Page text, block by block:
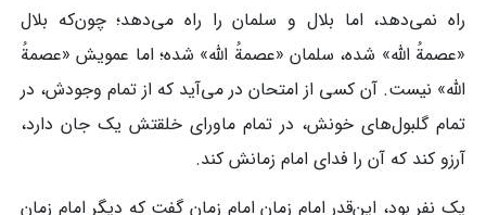
راه نمی‌دهد، اما بلال و سلمان را راه می‌دهد؛ چون‌که بلال
«عصمةُ الله» شده‌، سلمان «عصمةُ الله» شده‌؛ اما عمویش «عصمةُ
الله» نیست. آن کسی از امتحان در می‌آید که از تمام وجودش، در
تمام گلبول‌های خونش، در تمام ماورای خلقتش یک جان دارد،
آرزو کند که آن را فدای امام زمانش کند.
یک نفر بود، این‌قدر امام زمان امام زمان گفت که دیگر امام زمان